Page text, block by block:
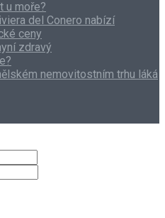
u moře?
del Conero nabízí
ceny
zdravý
nemovitostním trhu láká